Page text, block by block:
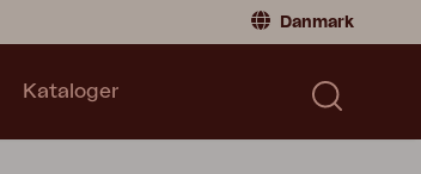
Danmark
Kataloger